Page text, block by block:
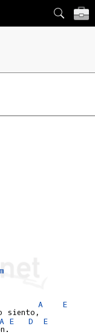
A
E
siento,
A E D
E